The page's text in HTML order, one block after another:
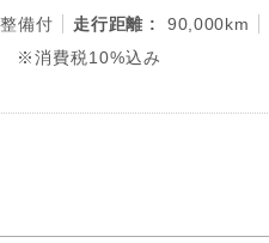
備付 走行距離 : 90,000km
※消費税10%込み